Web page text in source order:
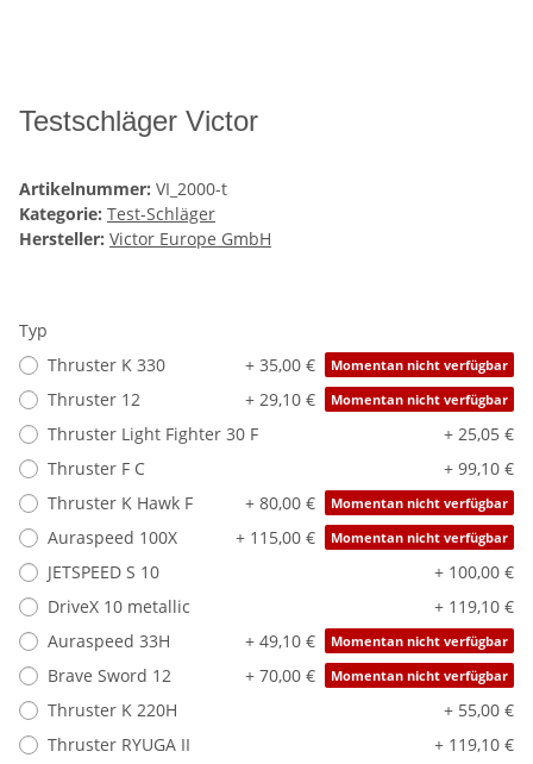
Testschläger Victor
Artikelnummer: VI_2000-t
Kategorie: Test-Schläger
Hersteller: Victor Europe GmbH
Typ
Thruster K 330
+ 35,00 € Momentan nicht verfügbar
Thruster 12 + 29,10 € Momentan nicht verfügbar
Thruster Light Fighter 30 F
+ 25,05 €
Thruster F C
+ 99,10 €
Thruster K Hawk F
+ 80,00 € Momentan nicht verfügbar
Auraspeed 100X + 115,00 € Momentan nicht verfügbar
JETSPEED S 10
+ 100,00 €
DriveX 10 metallic
+ 119,10 €
Auraspeed 33H
+ 49,10 € Momentan nicht verfügbar
Brave Sword 12 + 70,00 € Momentan nicht verfügbar
Thruster K 220H
+ 55,00 €
Thruster RYUGA II
+ 119,10 €